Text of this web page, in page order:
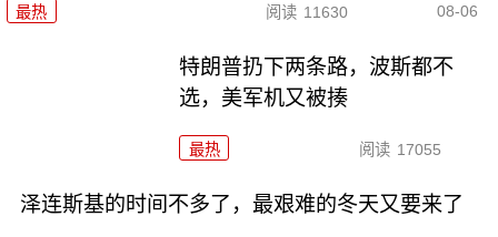
最热 阅读 11630 08-06
特朗普扔下两条路，波斯都不
选，美军机又被揍
最热 阅读 17055
泽连斯基的时间不多了，最艰难的冬天又要来了